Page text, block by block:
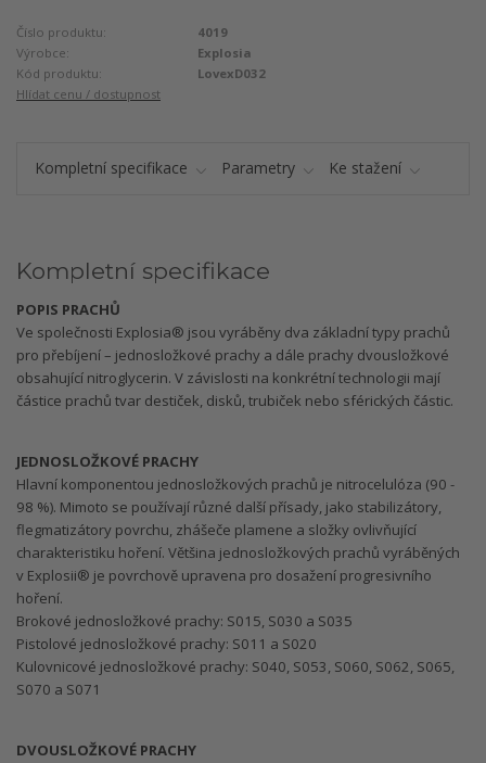
Číslo produktu:
4019
Výrobce:
Explosia
Kód produktu:
LovexD032
Hlídat cenu / dostupnost
Kompletní specifikace Parametry Ke stažení
Kompletní specifikace
POPIS PRACHŮ
Ve společnosti Explosia® jsou vyráběny dva základní typy prachů
pro přebíjení – jednosložkové prachy a dále prachy dvousložkové
obsahující nitroglycerin. V závislosti na konkrétní technologii mají
částice prachů tvar destiček, disků, trubiček nebo sférických částic.
JEDNOSLOŽKOVÉ PRACHY
Hlavní komponentou jednosložkových prachů je nitrocelulóza (90 -
98 %). Mimoto se používají různé další přísady, jako stabilizátory,
flegmatizátory povrchu, zhášeče plamene a složky ovlivňující
charakteristiku hoření. Většina jednosložkových prachů vyráběných
v Explosii® je povrchově upravena pro dosažení progresivního
hoření.
Brokové jednosložkové prachy: S015, S030 a S035
Pistolové jednosložkové prachy: S011 a S020
Kulovnicové jednosložkové prachy: S040, S053, S060, S062, S065,
S070 a S071
DVOUSLOŽKOVÉ PRACHY